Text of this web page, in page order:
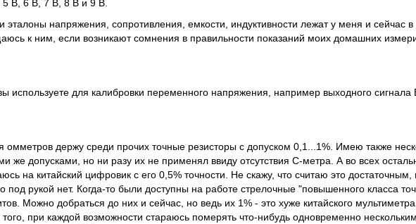
5 В, 6 В, 7 В, 8 В и 9 В.
эталоны напряжения, сопротивления, емкости, индуктивности лежат у меня и сейчас в
к ним, если возникают сомнения в правильности показаний моих домашних
используете для калибровки переменного напряжения, например выходного сигнала
омметров держу среди прочих точные резисторы с допуском 0,1...1%. Имею также
же допусками, но ни разу их не применял ввиду отсутствия С-метра. А во всех
на китайский цифровик с его 0,5% точности. Не скажу, что считаю это достаточным,
под рукой нет. Когда-то были доступны на работе стрелочные "повышенного класса
Можно добраться до них и сейчас, но ведь их 1% - это хуже китайского мультиметра.
при каждой возможности стараюсь померять что-нибудь одновременно